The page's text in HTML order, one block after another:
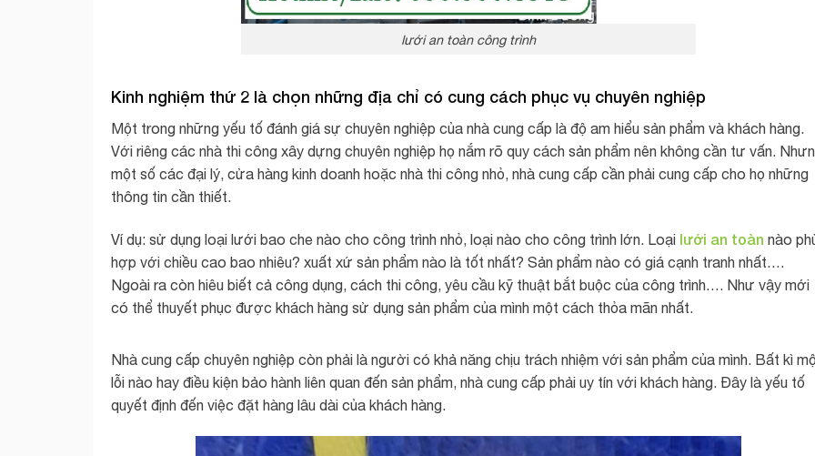
lưới an toàn công trình
Kinh nghiệm thứ 2 là chọn những địa chỉ có cung cách phục vụ chuyên nghiệp
Một trong những yếu tố đánh giá sự chuyên nghiệp của nhà cung cấp là độ am hiểu sản phẩm và khách hàng.
Với riêng các nhà thi công xây dựng chuyên nghiệp họ nắm rõ quy cách sản phẩm nên không cần tư vấn.
một số các đại lý, cửa hàng kinh doanh hoặc nhà thi công nhỏ, nhà cung cấp cần phải cung cấp cho họ những
thông tin cần thiết.
Ví dụ: sử dụng loại lưới bao che nào cho công trình nhỏ, loại nào cho công trình lớn. Loại lưới an toàn nào
hợp với chiều cao bao nhiêu? xuất xứ sản phẩm nào là tốt nhất? Sản phẩm nào có giá cạnh tranh nhất….
Ngoài ra còn hiêu biết cả công dụng, cách thi công, yêu cầu kỹ thuật bắt buộc của công trình…. Như vậy mới
có thể thuyết phục được khách hàng sử dụng sản phẩm của mình một cách thỏa mãn nhất.
Nhà cung cấp chuyên nghiệp còn phải là người có khả năng chịu trách nhiệm với sản phẩm của mình. Bất kì
lỗi nào hay điều kiện bảo hành liên quan đến sản phẩm, nhà cung cấp phải uy tín với khách hàng. Đây là yếu tố
quyết định đến việc đặt hàng lâu dài của khách hàng.